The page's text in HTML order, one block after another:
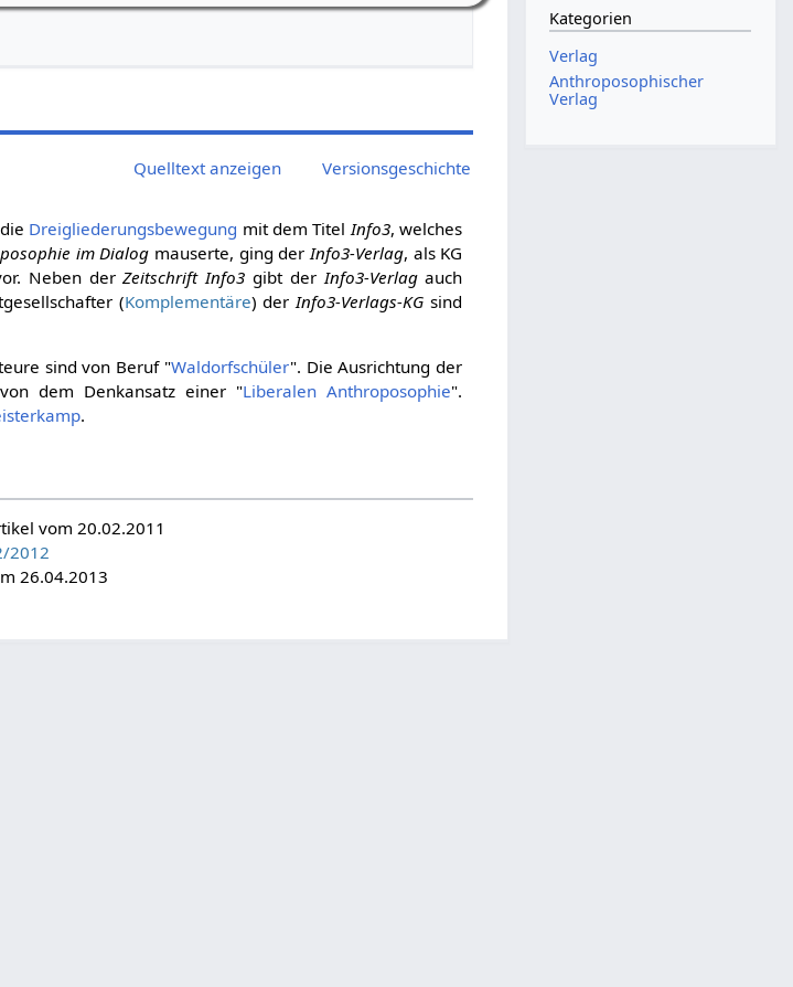
Quelltext anzeigen Versionsgeschichte
Dreigliederungsbewegung mit dem TitelInfo3, welches
im Dialog mauserte, ging derInfo3-Verlag, als KG
Neben derZeitschrift Info3 gibt derInfo3-Verlagauch
(Komplementäre) derInfo3-Verlags-KG sind
sind von Beruf "Waldorfschüler". Die Ausrichtung der
dem Denkansatz einer "Liberalen Anthroposophie".
.
vom 20.02.2011
2012
26.04.2013
Kategorien
Verlag
Anthroposophischer
Verlag